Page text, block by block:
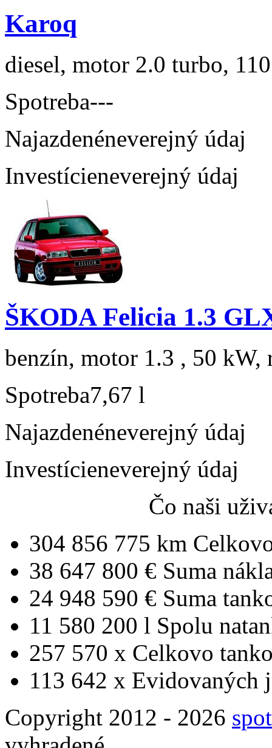
Karoq
diesel, motor 2.0 turbo,
Spotreba---
Najazdenéneverejný údaj
Investícieneverejný údaj
ŠKODA Felicia 1.3
benzín, motor 1.3 , 50 kW,
Spotreba7,67 l
Najazdenéneverejný údaj
Investícieneverejný údaj
Čo naši
304 856 775 km
38 647 800 € Suma
24 948 590 € Suma
11 580 200 l Spolu
257 570 x Celkovo
113 642 x Evidovaných
Copyright 2012 - 2026